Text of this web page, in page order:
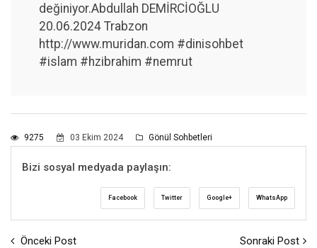
değiniyor.Abdullah DEMİRCİOĞLU
20.06.2024 Trabzon
http://www.muridan.com #dinisohbet
#islam #hzibrahim #nemrut
9275 03 Ekim 2024 Gönül Sohbetleri
Bizi sosyal medyada paylaşın:
Facebook Twitter Google+ WhatsApp
Önceki Post Sonraki Post